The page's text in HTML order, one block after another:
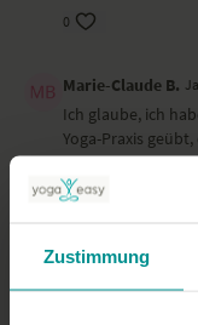
Zustimmung
0
Marie-Claude B.
Ich glaube, ich
Yoga-Praxis
die Einführung.
Dank, ich bin